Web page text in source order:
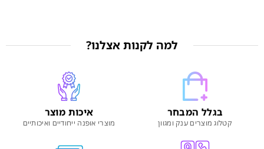
למה לקנות אצלנו?
בגלל המבחר
קטלוג מוצרים ענק ומגוון
איכות מוצר
מוצרי אופנה ייחודיים ואיכותיים